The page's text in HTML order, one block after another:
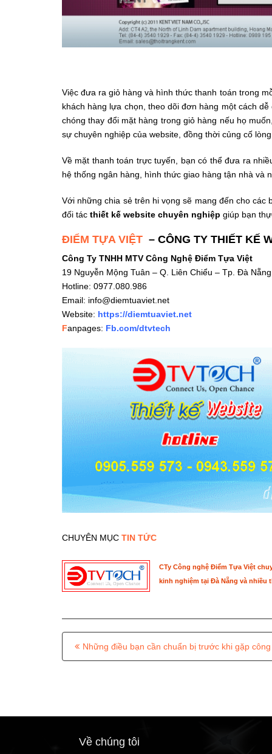
Việc đưa ra giỏ hàng và hình thức thanh toán trong
khách hàng lựa chọn, theo dõi đơn hàng một cách
chóng thay đổi mặt hàng trong giỏ hàng nếu họ
sự chuyên nghiệp của website, đồng thời củng cố
Về mặt thanh toán trực tuyến, bạn có thể đưa ra
hệ thống ngân hàng, hình thức giao hàng tận nhà
Với những chia sẻ trên hi vọng sẽ mang đến cho
đối tác thiết kế website chuyên nghiệp giúp bạn
ĐIỂM TỰA VIỆT – CÔNG TY THIẾT KẾ
Công Ty TNHH MTV Công Nghệ Điểm Tựa Việt
19 Nguyễn Mộng Tuân – Q. Liên Chiểu – Tp. Đà Nẵng
Hotline: 0977.080.986
Email: info@diemtuaviet.net
Website: https://diemtuaviet.net
Fanpages: Fb.com/dtvtech
CHUYÊN MỤC TIN TỨC
CTy Công nghệ Điểm Tựa Việt
kinh nghiệm tại Đà Nẵng và nhiều
P
o
n
Những điều bạn cần chuẩn bị trước khi gặp
Về chúng tôi